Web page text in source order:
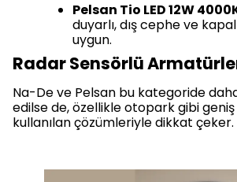
Pelsan Tio LED 12W
duyarlı, dış cephe ve
uygun.
Radar Sensörlü
Na-De ve Pelsan bu kategoride
edilse de, özellikle otopark gibi
kullanılan çözümleriyle dikkat çeker.